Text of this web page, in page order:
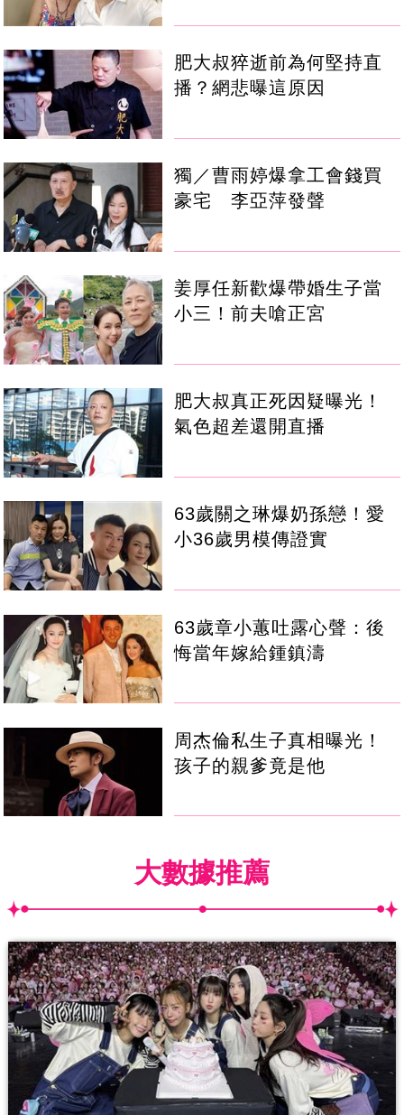
肥大叔猝逝前為何堅持直
播？網悲曝這原因
獨／曹雨婷爆拿工會錢買
豪宅 李亞萍發聲
姜厚任新歡爆帶婚生子當
小三！前夫嗆正宮
肥大叔真正死因疑曝光！
氣色超差還開直播
63歲關之琳爆奶孫戀！愛
小36歲男模傳證實
63歲章小蕙吐露心聲：後
悔當年嫁給鍾鎮濤
周杰倫私生子真相曝光！
孩子的親爹竟是他
大數據推薦